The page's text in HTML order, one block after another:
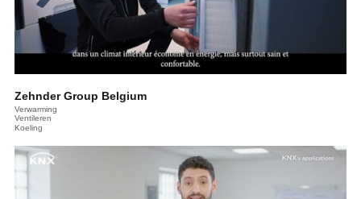
Zehnder Group Belgium
Verwarming
Ventileren
Koeling